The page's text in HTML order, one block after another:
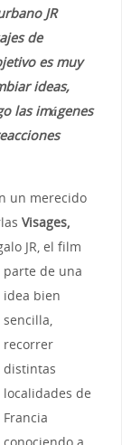
JR
de
es muy
ideas,
las imágenes
un merecido
Visages,
JR, el film
parte de una
idea bien
sencilla,
recorrer
distintas
localidades de
Francia
conociendo a